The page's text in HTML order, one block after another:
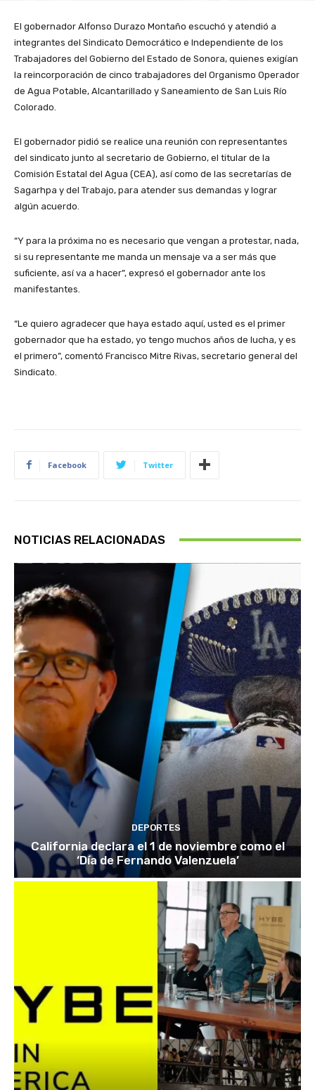
El gobernador Alfonso Durazo Montaño escuchó y atendió a
integrantes del Sindicato Democrático e Independiente de los
Trabajadores del Gobierno del Estado de Sonora, quienes exigían
la reincorporación de cinco trabajadores del Organismo Operador
de Agua Potable, Alcantarillado y Saneamiento de San Luis Río
Colorado.
El gobernador pidió se realice una reunión con representantes
del sindicato junto al secretario de Gobierno, el titular de la
Comisión Estatal del Agua (CEA), así como de las secretarías de
Sagarhpa y del Trabajo, para atender sus demandas y lograr
algún acuerdo.
“Y para la próxima no es necesario que vengan a protestar, nada,
si su representante me manda un mensaje va a ser más que
suficiente, así va a hacer”, expresó el gobernador ante los
manifestantes.
“Le quiero agradecer que haya estado aquí, usted es el primer
gobernador que ha estado, yo tengo muchos años de lucha, y es
el primero”, comentó Francisco Mitre Rivas, secretario general del
Sindicato.
Facebook Twitter
NOTICIAS RELACIONADAS
DEPORTES
California declara el 1 de noviembre como el
‘Día de Fernando Valenzuela’